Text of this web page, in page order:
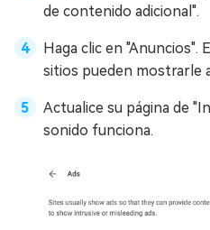
de contenido adicional".
Haga clic en "Anuncios".
sitios pueden mostrarle
Actualice su página de
sonido funciona.